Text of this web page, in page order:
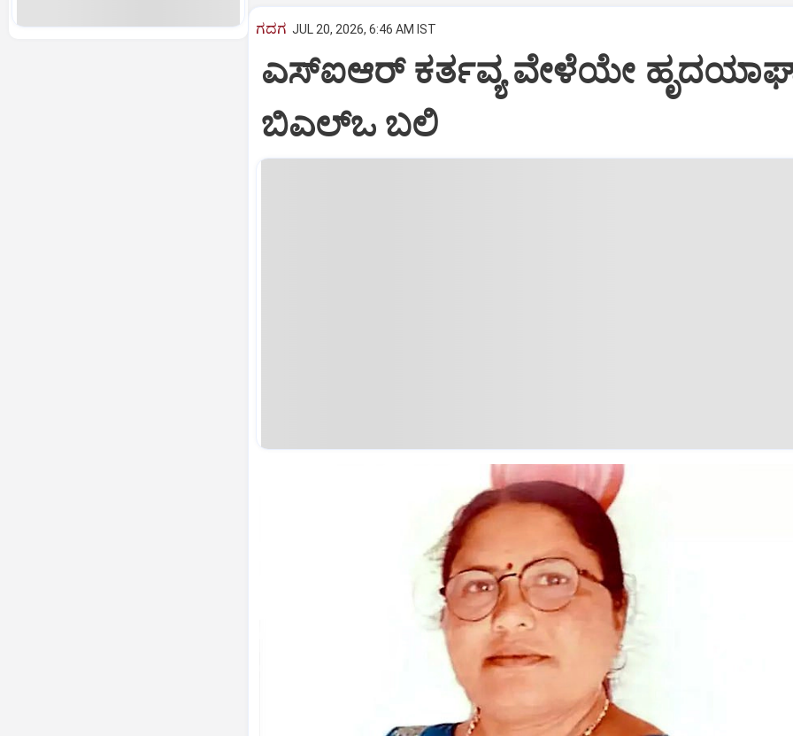
ಗದಗ JUL 20, 2026, 6:46 AM IST
ಎಸ್‌ಐಆರ್‌ ಕರ್ತವ್ಯ ವೇಳೆಯೇ
ಬಿಎಲ್ಒ ಬಲಿ